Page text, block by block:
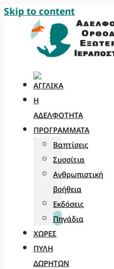
Skip to content
Η
ΑΔΕΛΦΌΤΗΤΑ
ΠΡΟΓΡΆΜΜΑΤΑ
Βαπτίσεις
Συσσίτια
Ανθρωπιστική
βοήθεια
Εκδόσεις
Πηγάδια
ΧΏΡΕΣ
ΠΎΛΗ
ΔΩΡΗΤΏΝ